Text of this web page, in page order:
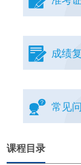
成绩
常见
课程目录